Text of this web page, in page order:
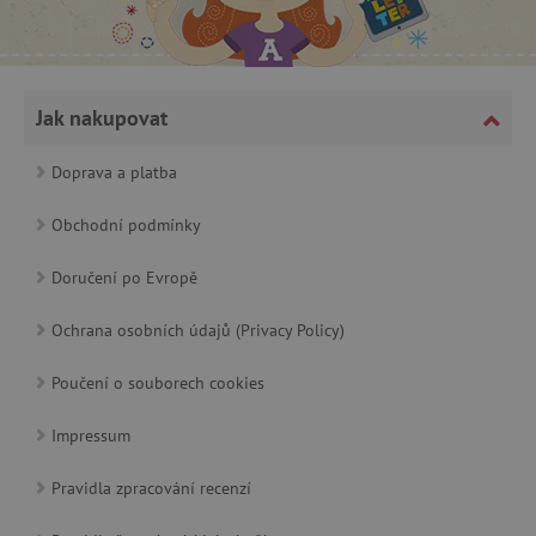
Jak nakupovat
Doprava a platba
Obchodní podmínky
Doručení po Evropě
Ochrana osobních údajů (Privacy Policy)
Poučení o souborech cookies
Impressum
Pravidla zpracování recenzí
cjConsent